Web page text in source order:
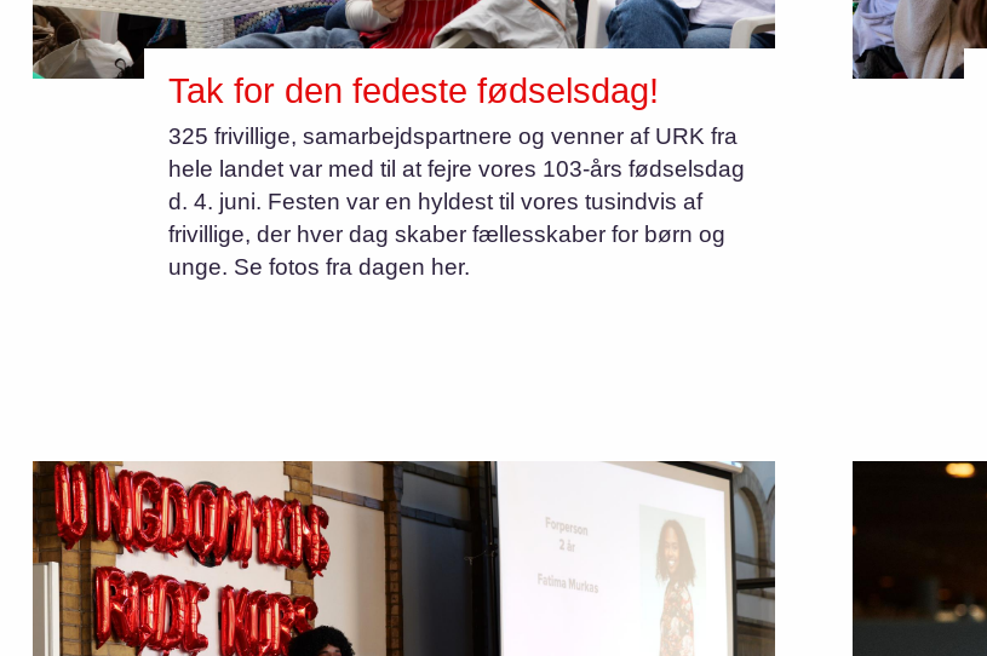
Tak for den fedeste fødselsdag!
325 frivillige, samarbejdspartnere og venner af URK fra
hele landet var med til at fejre vores 103-års fødselsdag
d. 4. juni. Festen var en hyldest til vores tusindvis af
frivillige, der hver dag skaber fællesskaber for børn og
unge. Se fotos fra dagen her.